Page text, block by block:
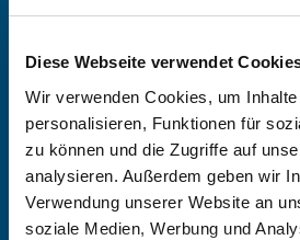
Diese Webseite verwendet
Wir verwenden Cookies, um
personalisieren, Funktionen für
zu können und die Zugriffe auf
analysieren. Außerdem geben wir
Verwendung unserer Website an
soziale Medien, Werbung und
SCHOBER -
KREUTH-
-